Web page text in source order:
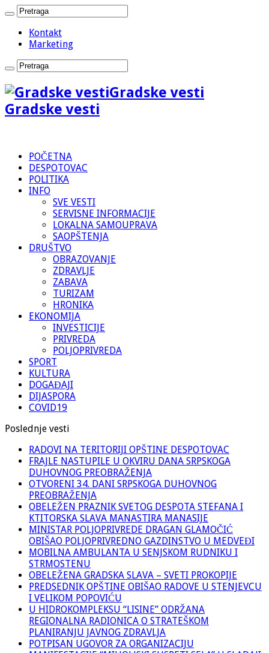
Kontakt
Marketing
Gradske vesti
Gradske vesti
POČETNA
DESPOTOVAC
POLITIKA
INFO
SVE VESTI
SERVISNE INFORMACIJE
LOKALNA SAMOUPRAVA
SAOPŠTENJA
DRUŠTVO
OBRAZOVANJE
ZDRAVLJE
ZABAVA
TURIZAM
HRONIKA
EKONOMIJA
INVESTICIJE
PRIVREDA
POLJOPRIVREDA
SPORT
KULTURA
DOGAĐAJI
DIJASPORA
COVID19
Poslednje vesti
RADOVI NA TERITORIJI OPŠTINE DESPOTOVAC
FRAJLE NASTUPILE U OKVIRU DANA SRPSKOGA
DUHOVNOG PREOBRAŽENJA
OTVORENI 34. DANI SRPSKOGA DUHOVNOG
PREOBRAŽENJA
OBELEŽEN PRAZNIK SVETOG DESPOTA STEFANA I
KTITORSKA SLAVA MANASTIRA MANASIJE
MINISTAR POLJOPRIVREDE DRAGAN GLAMOČIĆ
OBIŠAO POLJOPRIVREDNO GAZDINSTVO U MEDVEĐI
MOBILNA AMBULANTA U SENJSKOM RUDNIKU I
STRMOSTENU
OBELEŽENA GRADSKA SLAVA – SVETI PROKOPIJE
PREDSEDNIK OPŠTINE OBIŠAO RADOVE U STENJEVCU
I VELIKOM POPOVIĆU
U HIDROKOMPLEKSU “LISINE” ODRŽANA
REGIONALNA RADIONICA O STRATEŠKOM
PLANIRANJU JAVNOG ZDRAVLJA
POTPISAN UGOVOR ZA ORGANIZACIJU